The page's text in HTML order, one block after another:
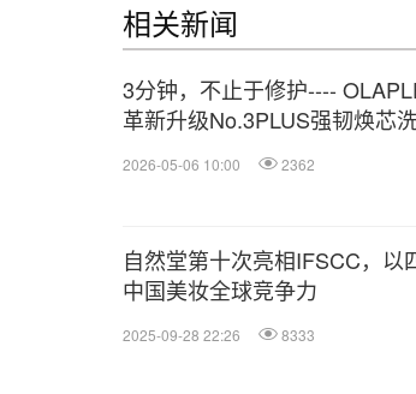
相关新闻
3分钟，不止于修护----
革新升级No.3PLUS强韧焕芯
2026-05-06 10:00 2362
自然堂第十次亮相IFSCC，以
中国美妆全球竞争力
2025-09-28 22:26 8333